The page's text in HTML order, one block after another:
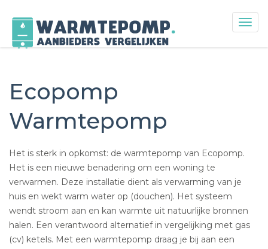
content
Ecopomp
Warmtepomp
Het is sterk in opkomst: de warmtepomp van Ecopomp.
Het is een nieuwe benadering om een woning te
verwarmen. Deze installatie dient als verwarming van je
huis en wekt warm water op (douchen). Het systeem
wendt stroom aan en kan warmte uit natuurlijke bronnen
halen. Een verantwoord alternatief in vergelijking met gas
(cv) ketels. Met een warmtepomp draag je bij aan een